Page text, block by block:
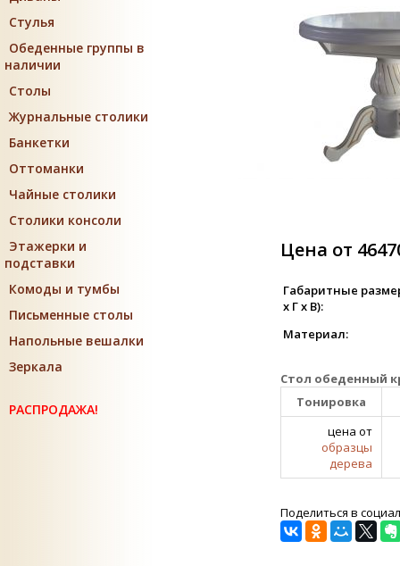
Стулья
Обеденные группы в
наличии
Столы
Журнальные столики
Банкетки
Оттоманки
Чайные столики
Столики консоли
Этажерки и
подставки
Комоды и тумбы
Письменные столы
Напольные вешалки
Зеркала
РАСПРОДАЖА!
Цена от
Габаритные
х Г х В):
Материал:
Стол обеденный
Тонировка
цена от
образцы
дерева
Поделиться в